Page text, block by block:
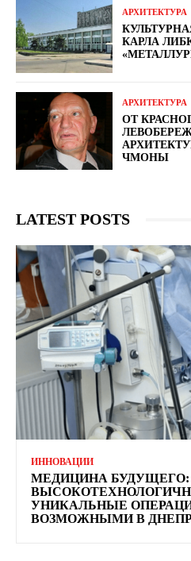
АРХИТЕКТУРА
КАРЛА
АРХИТЕКТУРА
ОТ
ЧМОНЫ
LATEST POSTS
ИННОВАЦИИ
МЕДИЦИНА БУДУЩЕГО:
УНИКАЛЬНЫЕ
ВОЗМОЖНЫМИ В